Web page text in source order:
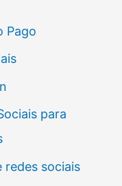
Pago
para
redes sociais